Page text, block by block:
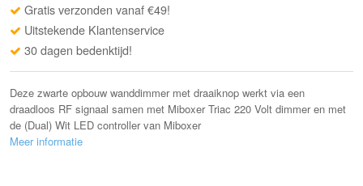
Gratis verzonden vanaf €49!
Uitstekende Klantenservice
30 dagen bedenktijd!
Deze zwarte opbouw wanddimmer met draaiknop werkt via een
draadloos RF signaal samen met Miboxer Triac 220 Volt dimmer en met
de (Dual) Wit LED controller van Miboxer
Meer informatie